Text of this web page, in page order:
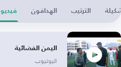
الترتيب الهدافون فيديو
اليمن الفضائية
اليوتيوب